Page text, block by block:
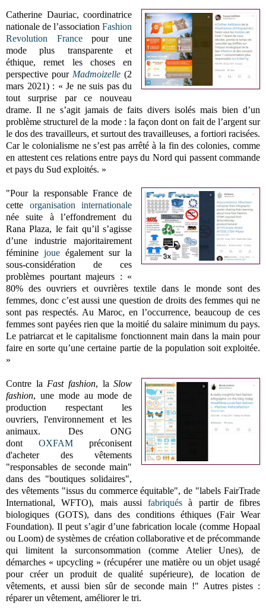
Catherine Dauriac, coordinatrice
nationale de l’associationFashion
Revolution Francepour une
mode plus transparente et
éthique, remet les choses en
perspective pour Madmoizelle (2
mars 2021) : « Je ne suis pas du
tout surprise par ce nouveau
drame. Il ne s’agit jamais de faits divers isolés mais bien d’un
problème structurel de la mode : la façon dont on fait de l’argent sur
le dos des travailleurs, et surtout des travailleuses, a fortiori racisées.
Car le colonialisme ne s’est pas arrêté à la fin des colonies, comme
en attestent ces relations entre pays du Nord qui passent commande
et pays du Sud exploités. »
"Pour la responsable France de
cette organisation internationale
née suite à l’effondrement du
Rana Plaza, le fait qu’il s’agisse
d’une industrie majoritairement
fémininejoue également sur la
sous-considération de ces
problèmes pourtant majeurs : «
80% des ouvriers et ouvrières textile dans le monde sont des
femmes, donc c’est aussi une question de droits des femmes qui ne
sont pas respectés. Au Maroc, en l’occurrence, beaucoup de ces
femmes sont payées rien que la moitié du salaire minimum du pays.
Le patriarcat et le capitalisme fonctionnent main dans la main pour
faire en sorte qu’une certaine partie de la population soit exploitée.
»
Contre la Fast fashion, laSlow
fashion, une mode au mode de
production respectant les
ouvriers, l'environnement et les
animaux. Des ONG
dontOXFAM préconisent
d'acheter des vêtements
"responsables de seconde main"
dans des "boutiques solidaires",
des vêtements "issus du commerce équitable", de "labels FairTrade
International, WFTO), mais aussi fabriqués à partir de fibres
biologiques (GOTS), dans des conditions éthiques (Fair Wear
Foundation). Il peut s’agir d’une fabrication locale (comme Hopaal
ou Loom) de systèmes de création collaborative et de précommande
qui limitent la surconsommation (comme Atelier Unes), de
démarches « upcycling » (récupérer une matière ou un objet usagé
pour créer un produit de qualité supérieure), de location de
vêtements, et aussi bien sûr de seconde main !" Autres pistes :
réparer un vêtement, améliorer le tri.